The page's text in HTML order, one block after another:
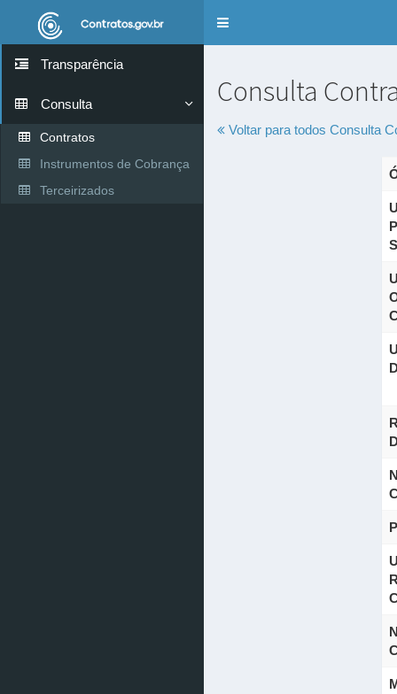
Alternar
Transparência
Consulta
Contratos
Instrumentos de Cobrança
Terceirizados
Consulta
Voltar para todos Consulta